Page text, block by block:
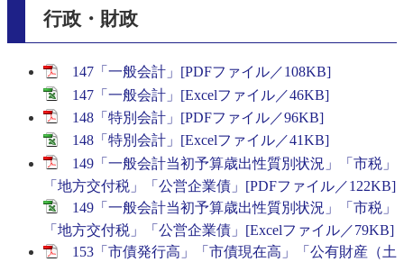
行政・財政
147「一般会計」[PDFファイル／108KB]
147「一般会計」[Excelファイル／46KB]
148「特別会計」[PDFファイル／96KB]
148「特別会計」[Excelファイル／41KB]
149「一般会計当初予算歳出性質別状況」「市税」
「地方交付税」「公営企業債」[PDFファイル／122KB]
149「一般会計当初予算歳出性質別状況」「市税」
「地方交付税」「公営企業債」[Excelファイル／79KB]
153「市債発行高」「市債現在高」「公有財産（土